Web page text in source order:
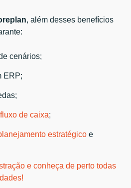
, além desses benefícios
cenários;
ERP;
fluxo de caixa;
estratégico e
e conheça de perto todas